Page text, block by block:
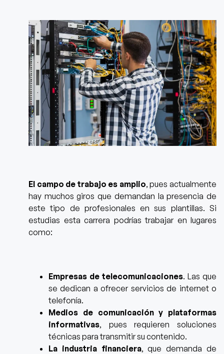
El campo de trabajo es amplio, pues actualmente
hay muchos giros que demandan la presencia de
este tipo de profesionales en sus plantillas. Si
estudias esta carrera podrías trabajar en lugares
como:
Empresas de telecomunicaciones. Las que
se dedican a ofrecer servicios de internet o
telefonía.
Medios de comunicación y plataformas
informativas, pues requieren soluciones
técnicas para transmitir su contenido.
La industria financiera, que demanda de